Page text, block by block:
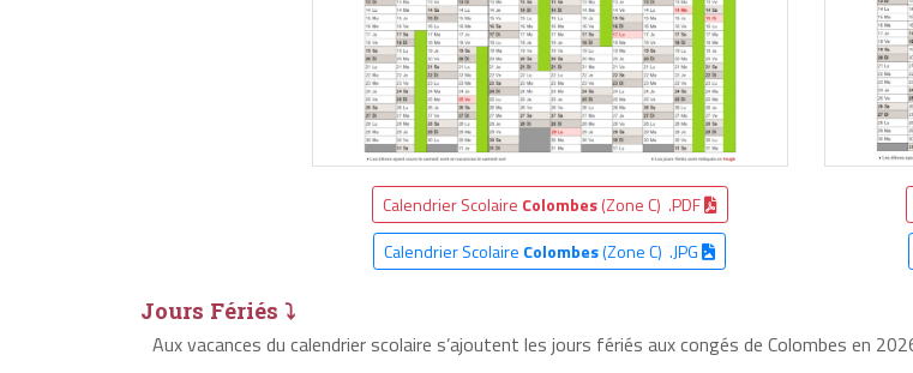
Calendrier Scolaire Colombes(Zone C) .PDF
Calendrier Scolaire Colombes(Zone C) .JPG
Jours Fériés ⤵
Aux vacances du calendrier scolaire s’ajoutent les jours fériés aux congés de Colombes en